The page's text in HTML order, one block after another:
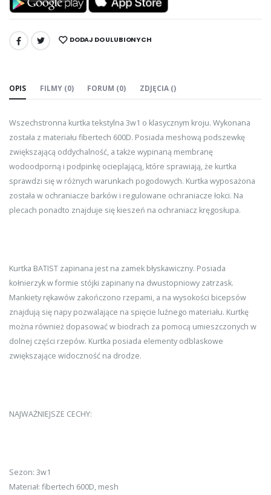
UDOSTĘPNIJ: DODAJ DO ULUBIONYCH
OPIS FILMY (0) FORUM (0) ZDJĘCIA ()
Wszechstronna kurtka tekstylna 3w1 o klasycznym kroju. Wykonana
została z materiału fibertech 600D. Posiada meshową podszewkę
zwiększającą oddychalność, a także wypinaną membranę
wodoodporną i podpinkę ocieplającą, które sprawiają, że kurtka
sprawdzi się w różnych warunkach pogodowych. Kurtka wyposażona
została w ochraniacze barków i regulowane ochraniacze łokci. Na
plecach ponadto znajduje się kieszeń na ochraniacz kręgosłupa.
Kurtka BATIST zapinana jest na zamek błyskawiczny. Posiada
kołnierzyk w formie stójki zapinany na dwustopniowy zatrzask.
Mankiety rękawów zakończono rzepami, a na wysokości bicepsów
znajdują się napy pozwalające na spięcie luźnego materiału. Kurtkę
można również dopasować w biodrach za pomocą umieszczonych w
dolnej części rzepów. Kurtka posiada elementy odblaskowe
zwiększające widoczność na drodze.
NAJWAŻNIEJSZE CECHY:
Sezon: 3w1
Materiał: fibertech 600D, mesh